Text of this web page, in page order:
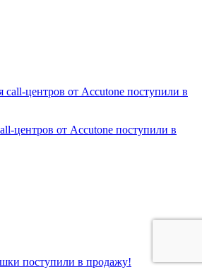
центров от Accutone поступили в